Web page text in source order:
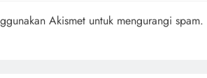
Akismet untuk mengurangi spam.